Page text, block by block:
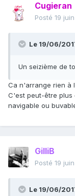
Cugieran
Posté 19
Le 19/06/
Un seizième de
Ca n'arrange rien à
C'est peut-être plus
navigable ou
GilliB
Posté 19
Le 19/06/